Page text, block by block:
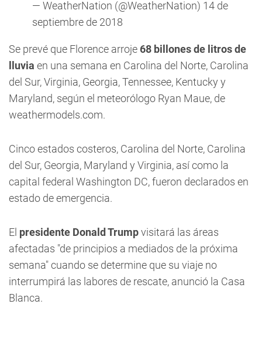
— WeatherNation (@WeatherNation) 14 de
septiembre de 2018
Se prevé que Florence arroje 68 billones de litros de
lluvia en una semana en Carolina del Norte, Carolina
del Sur, Virginia, Georgia, Tennessee, Kentucky y
Maryland, según el meteorólogo Ryan Maue, de
weathermodels.com.
Cinco estados costeros, Carolina del Norte, Carolina
del Sur, Georgia, Maryland y Virginia, así como la
capital federal Washington DC, fueron declarados en
estado de emergencia.
El presidente Donald Trumpvisitará las áreas
afectadas "de principios a mediados de la próxima
semana" cuando se determine que su viaje no
interrumpirá las labores de rescate, anunció la Casa
Blanca.